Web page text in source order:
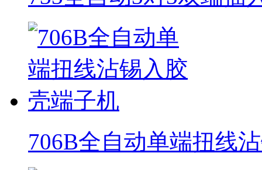
706B全自动单端扭线